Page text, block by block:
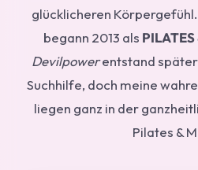
glücklicheren
begann 2013 als
Devilpowerentstand
Suchhilfe, doch meine
liegen ganz in der
Pilates &